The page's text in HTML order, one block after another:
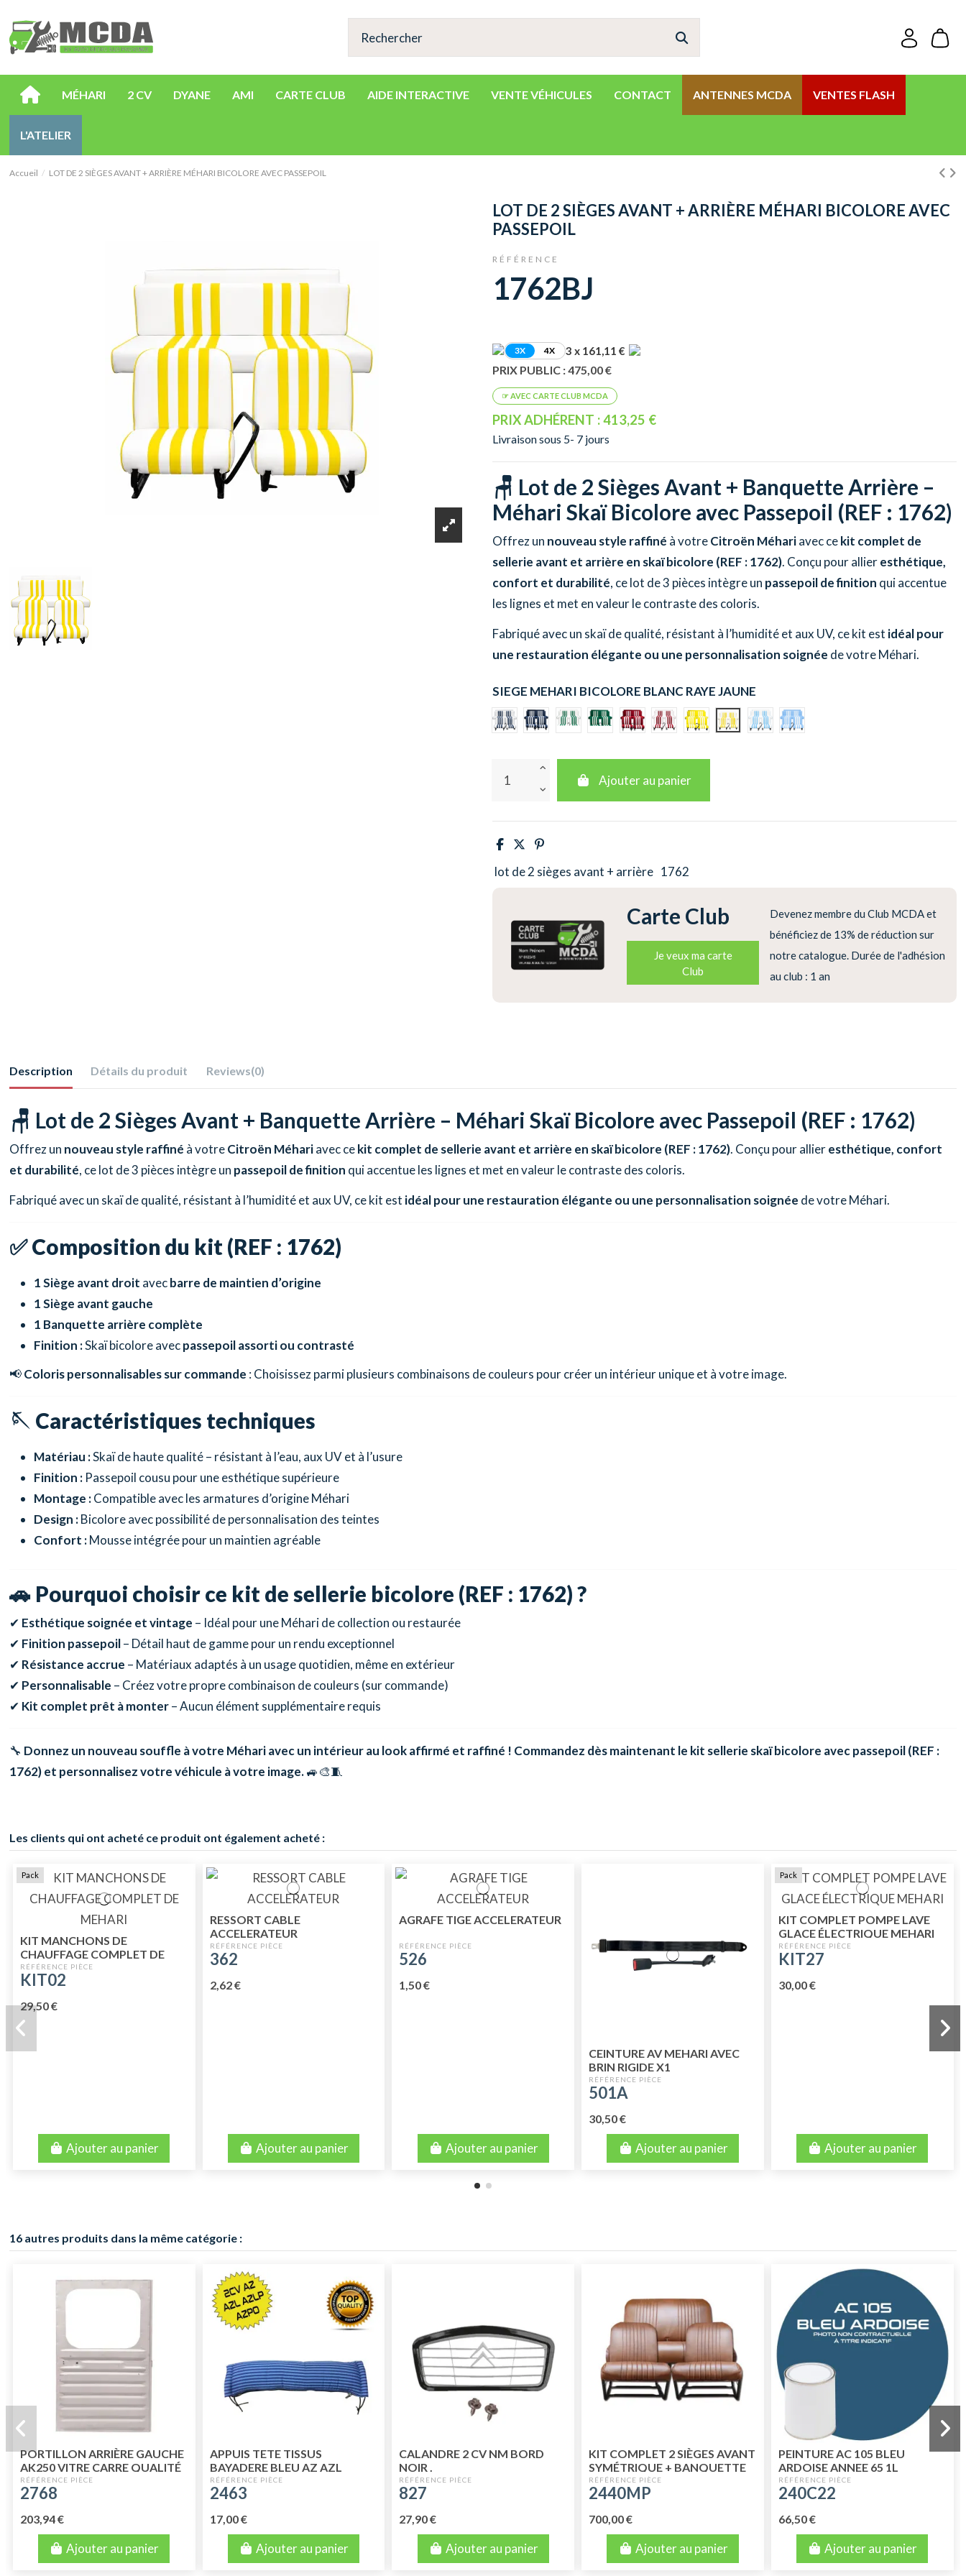
MÉHARI 2 CV DYANE AMI CARTE CLUB AIDE INTERACTIVE VENTE VÉHICULES CONTACT ANTENNES MCDA VENTES FLASH
L'ATELIER
Accueil LOT DE 2 SIÈGES AVANT + ARRIÈRE MÉHARI BICOLORE AVEC PASSEPOIL
LOT DE 2 SIÈGES AVANT + ARRIÈRE MÉHARI BICOLORE AVEC
PASSEPOIL
RÉFÉRENCE
1762BJ
3X 4X 3 x 161,11 €
PRIX PUBLIC : 475,00 €
PRIX ADHÉRENT : 413,25 €
Livraison sous 5- 7 jours
🪑 Lot de 2 Sièges Avant + Banquette Arrière –
Méhari Skaï Bicolore avec Passepoil (REF : 1762)
Offrez un nouveau style raffiné à votreCitroën Méhariavec cekit complet de
sellerie avant et arrière en skaï bicolore (REF : 1762). Conçu pour allieresthétique,
confort et durabilité, ce lot de 3 pièces intègre un passepoil de finition qui accentue
les lignes et met en valeur le contraste des coloris.
Fabriqué avec un skaï de qualité, résistant à l’humidité et aux UV, ce kit est idéal pour
une restauration élégante ou une personnalisation soignée de votre Méhari.
SIEGE MEHARI BICOLORE BLANC RAYE JAUNE
BLANC RAYE BLEU
BLEU RAYE BLANC
BLANC RAYE VERT
VERT RAYE BLANC
ROUGE RAYE BLANC
BLANC RAYE ROUGE
JAUNE RAYE BLANC
BLANC RAYE JAUNE
BLANC RAYE BLEU CLAIR
BLEU CLAIR RAYE BLANC
Ajouter au panier
lot de 2 sièges avant + arrière 1762
Carte Club
Je veux ma carte
Club
Devenez membre du Club MCDA et
bénéficiez de 13% de réduction sur
notre catalogue. Durée de l'adhésion
au club : 1 an
Description Détails du produit Reviews(0)
🪑 Lot de 2 Sièges Avant + Banquette Arrière – Méhari Skaï Bicolore avec Passepoil (REF : 1762)
Offrez un nouveau style raffiné à votreCitroën Méhariavec cekit complet de sellerie avant et arrière en skaï bicolore (REF : 1762). Conçu pour allieresthétique, confort
et durabilité, ce lot de 3 pièces intègre un passepoil de finition qui accentue les lignes et met en valeur le contraste des coloris.
Fabriqué avec un skaï de qualité, résistant à l’humidité et aux UV, ce kit est idéal pour une restauration élégante ou une personnalisation soignée de votre Méhari.
✅Composition du kit (REF : 1762)
1 Siège avant droit avecbarre de maintien d’origine
1 Siège avant gauche
1 Banquette arrière complète
Finition :Skaï bicolore avecpassepoil assorti ou contrasté
📢Coloris personnalisables sur commande : Choisissez parmi plusieurs combinaisons de couleurs pour créer un intérieur unique et à votre image.
🪡 Caractéristiques techniques
Matériau :Skaï de haute qualité – résistant à l’eau, aux UV et à l’usure
Finition :Passepoil cousu pour une esthétique supérieure
Montage :Compatible avec les armatures d’origine Méhari
Design :Bicolore avec possibilité de personnalisation des teintes
Confort :Mousse intégrée pour un maintien agréable
🚗 Pourquoi choisir ce kit de sellerie bicolore (REF : 1762) ?
✔ Esthétique soignée et vintage – Idéal pour une Méhari de collection ou restaurée
✔ Finition passepoil– Détail haut de gamme pour un rendu exceptionnel
✔ Résistance accrue – Matériaux adaptés à un usage quotidien, même en extérieur
✔ Personnalisable – Créez votre propre combinaison de couleurs (sur commande)
✔ Kit complet prêt à monter– Aucun élément supplémentaire requis
🔧 Donnez un nouveau souffle à votre Méhari avec un intérieur au look affirmé et raffiné ! Commandez dès maintenant le kit sellerie skaï bicolore avec passepoil (REF :
1762) et personnalisez votre véhicule à votre image.🚙🎨🧵
Les clients qui ont acheté ce produit ont également acheté :
Pack
KIT MANCHONS DE
CHAUFFAGE COMPLET DE
MEHARI
KIT02
29,50 €
Ajouter au panier
RESSORT CABLE
ACCELERATEUR
362
2,62 €
Ajouter au panier
AGRAFE TIGE ACCELERATEUR
526
1,50 €
Ajouter au panier
CEINTURE AV MEHARI AVEC
BRIN RIGIDE X1
501A
30,50 €
Ajouter au panier
Pack
KIT COMPLET POMPE LAVE
GLACE ÉLECTRIQUE MEHARI
KIT27
30,00 €
Ajouter au panier
16 autres produits dans la même catégorie :
PORTILLON ARRIÈRE GAUCHE
AK250 VITRE CARRE QUALITÉ
SUPÉRIEURE
2768
203,94 €
Ajouter au panier
APPUIS TETE TISSUS
BAYADERE BLEU AZ AZL
AZLPO
2463
17,00 €
Ajouter au panier
CALANDRE 2 CV NM BORD
NOIR .
827
27,90 €
Ajouter au panier
KIT COMPLET 2 SIÈGES AVANT
SYMÉTRIQUE + BANQUETTE
AR. SKAÏ MARRON PERFORE
2440MP
700,00 €
Ajouter au panier
PEINTURE AC 105 BLEU
ARDOISE ANNEE 65 1L
240C22
66,50 €
Ajouter au panier